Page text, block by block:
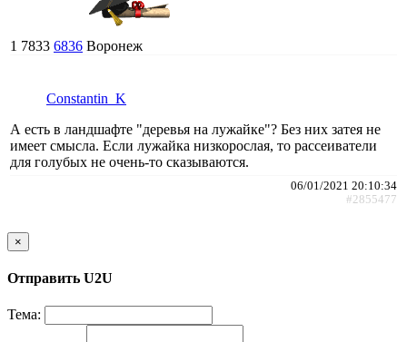
1 7833 6836 Воронеж
Constantin_K
А есть в ландшафте "деревья на лужайке"? Без них затея не
имеет смысла. Если лужайка низкорослая, то рассеиватели
для голубых не очень-то сказываются.
06/01/2021 20:10:34
#2855477
×
Отправить U2U
Тема: